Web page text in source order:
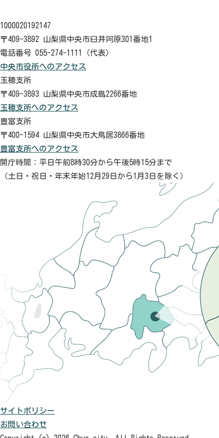
1000020192147
〒409-3892 山梨県中央市臼井阿原301番地1
電話番号 055-274-1111（代表）
中央市役所へのアクセス
玉穂支所
〒409-3893 山梨県中央市成島2266番地
玉穂支所へのアクセス
豊富支所
〒400-1594 山梨県中央市大鳥居3866番地
豊富支所へのアクセス
開庁時間：平日午前8時30分から午後5時15分まで
（土日・祝日・年末年始12月29日から1月3日を除く）
サイトポリシー
お問い合わせ